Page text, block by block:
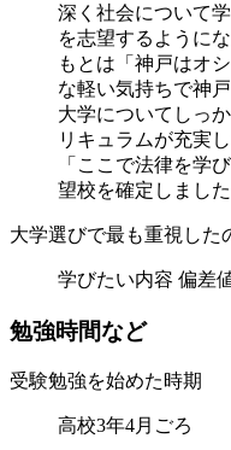
深く社会について
を志望するように
もとは「神戸はオ
な軽い気持ちで神
大学についてしっ
リキュラムが充実
「ここで法律を学
望校を確定しました
大学選びで最も重視した
学びたい内容 偏差
勉強時間など
受験勉強を始めた時期
高校3年4月ごろ